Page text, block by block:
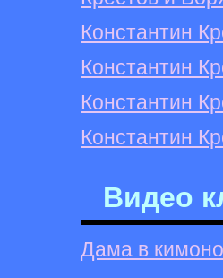
Константин
Константин
Константин
Константин
Видео
Дама в кимоно